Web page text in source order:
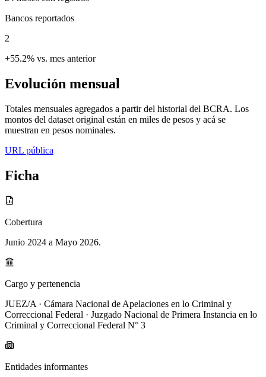
Bancos reportados
2
+55.2% vs. mes anterior
Evolución mensual
Totales mensuales agregados a partir del historial del BCRA. Los
montos del dataset original están en miles de pesos y acá se
muestran en pesos nominales.
URL pública
Ficha
Cobertura
Junio 2024 a Mayo 2026.
Cargo y pertenencia
JUEZ/A · Cámara Nacional de Apelaciones en lo Criminal y
Correccional Federal · Juzgado Nacional de Primera Instancia en lo
Criminal y Correccional Federal N° 3
Entidades informantes